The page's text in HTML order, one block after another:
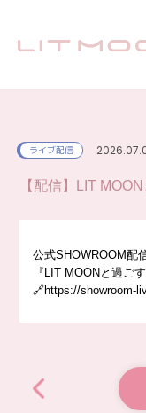
ライブ配信
【配信】LIT
公式SHOWROOM配
『LIT MOONと過ご
🔗https://showroom-